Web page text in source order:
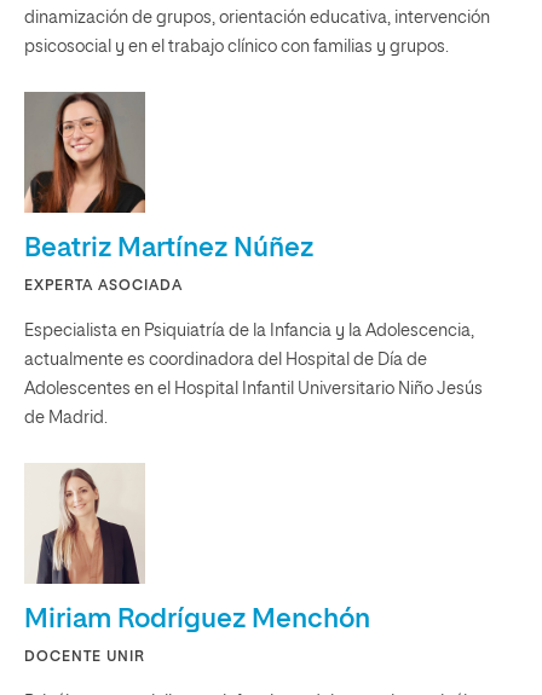
dinamización de grupos, orientación educativa, intervención
psicosocial y en el trabajo clínico con familias y grupos.
Beatriz Martínez Núñez
EXPERTA ASOCIADA
Especialista en Psiquiatría de la Infancia y la Adolescencia,
actualmente es coordinadora del Hospital de Día de
Adolescentes en el Hospital Infantil Universitario Niño Jesús
de Madrid.
Miriam Rodríguez Menchón
DOCENTE UNIR